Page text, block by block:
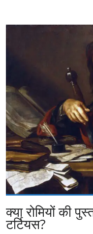
क्या रोमियों की
टर्टियस?